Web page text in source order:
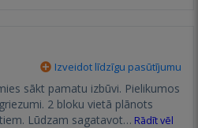
Izveidot līdzīgu pasūtījumu
pamatu izbūvi. Pielikumos
plānots
izbūvēt tikai vienu rindu no tiem. Lūdzam sagatavot… Rādīt vēl